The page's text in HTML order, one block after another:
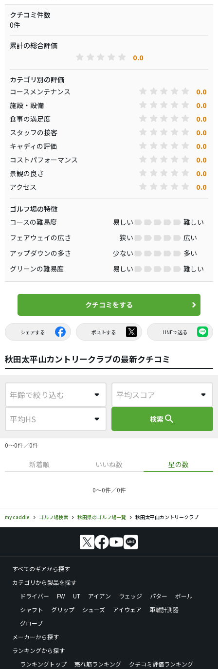
クチコミ件数
0件
累計の総合評価
0.0
カテゴリ別の評価
コースメンテナンス
0.0
施設・設備 0.0
食事の満足度 0.0
スタッフの接客 0.0
キャディの評価 0.0
コストパフォーマンス 0.0
景観の良さ 0.0
アクセス 0.0
ゴルフ場の特徴
コースの難易度
易しい
難しい
フェアウェイの広さ
狭い
広い
アップダウンの多さ
少ない
多い
グリーンの難易度
易しい 難しい
クチコミをする
シェアする ポストする LINEで送る
秋田太平山カントリークラブの最新クチコミ
検索search
0〜0件／0件
新着順 いいね数 星の数
0〜0件／0件
my caddie ゴルフ場検索 秋田県のゴルフ場一覧 秋田太平山カントリークラブ
すべてのギアから探す
カテゴリから製品を探す
ドライバー
FW UT アイアン ウェッジ パター
ボール
シャフト
グリップ シューズ アイウェア
距離計測器
グローブ
メーカーから探す
ランキングから探す
ランキングトップ
売れ筋ランキング
クチコミ評価ランキング